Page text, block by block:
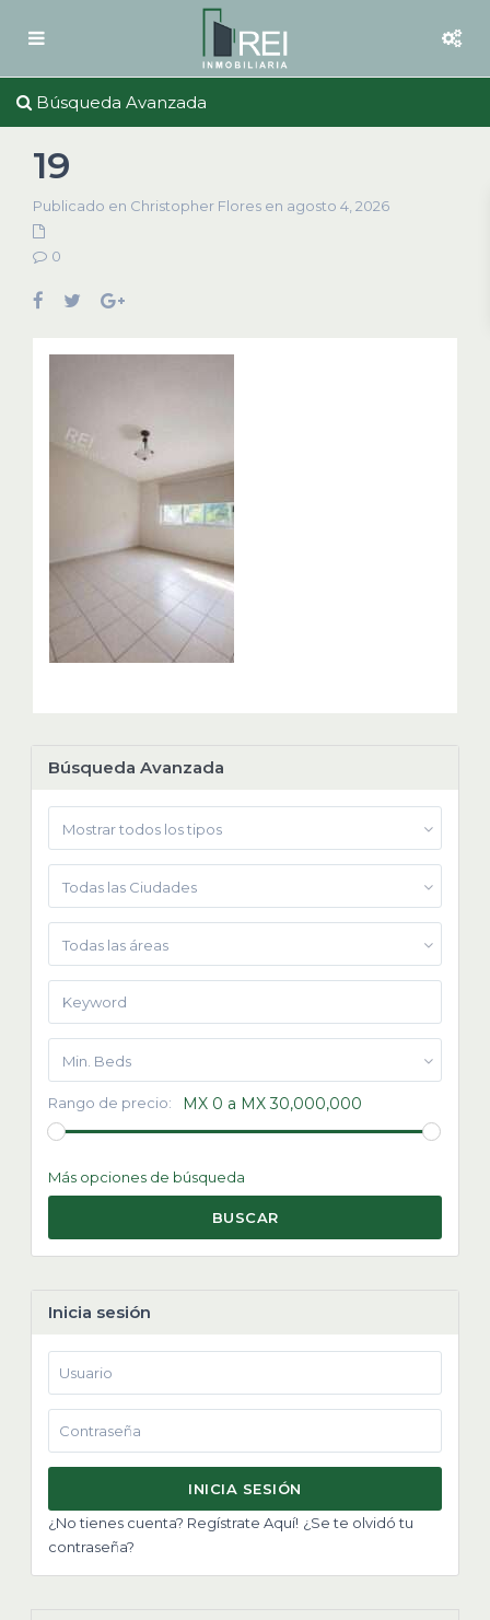
Búsqueda Avanzada
19
Publicado en Christopher Flores en agosto 4, 2026
0
Búsqueda Avanzada
Mostrar todos los tipos
Todas las Ciudades
Todas las áreas
Min. Beds
Rango de precio: MX 0 a MX 30,000,000
Más opciones de búsqueda
BUSCAR
Inicia sesión
INICIA SESIÓN
¿No tienes cuenta? Regístrate Aquí! ¿Se te olvidó tu
contraseña?